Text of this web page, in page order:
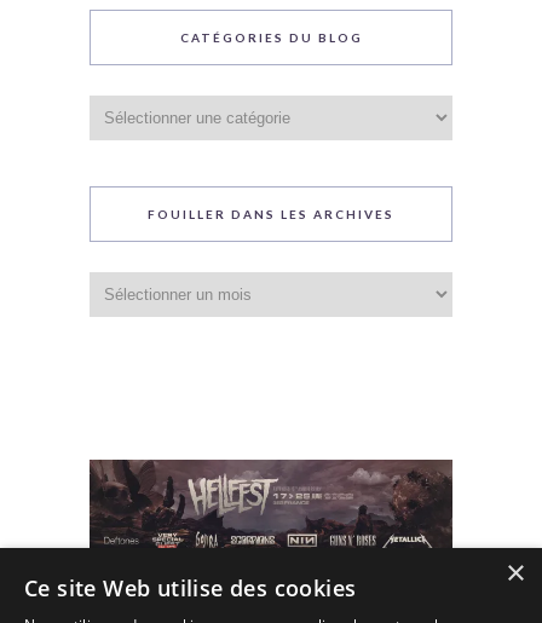
CATÉGORIES DU BLOG
du
blog
FOUILLER DANS LES ARCHIVES
dans
les
×
Ce site Web utilise des cookies